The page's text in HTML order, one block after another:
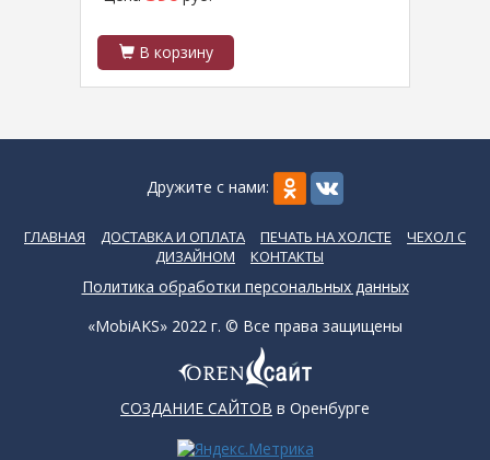
В корзину
Дружите с нами:
ГЛАВНАЯ ДОСТАВКА И ОПЛАТА ПЕЧАТЬ НА ХОЛСТЕ
ЧЕХОЛ С
ДИЗАЙНОМ
КОНТАКТЫ
Политика обработки персональных данных
«MobiAKS» 2022 г. © Все права защищены
СОЗДАНИЕ САЙТОВ в Оренбурге